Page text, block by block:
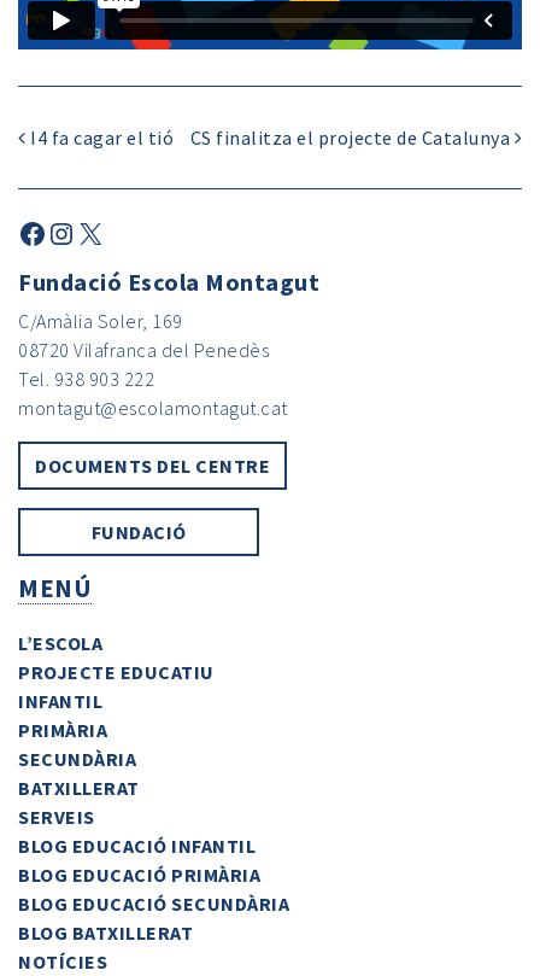
I4 fa cagar el tió CS finalitza el projecte de Catalunya
Fundació Escola Montagut
C/Amàlia Soler, 169
08720 Vilafranca del Penedès
Tel. 938 903 222
montagut@escolamontagut.cat
DOCUMENTS DEL CENTRE
FUNDACIÓ
MENÚ
L’ESCOLA
PROJECTE EDUCATIU
INFANTIL
PRIMÀRIA
SECUNDÀRIA
BATXILLERAT
SERVEIS
BLOG EDUCACIÓ INFANTIL
BLOG EDUCACIÓ PRIMÀRIA
BLOG EDUCACIÓ SECUNDÀRIA
BLOG BATXILLERAT
NOTÍCIES